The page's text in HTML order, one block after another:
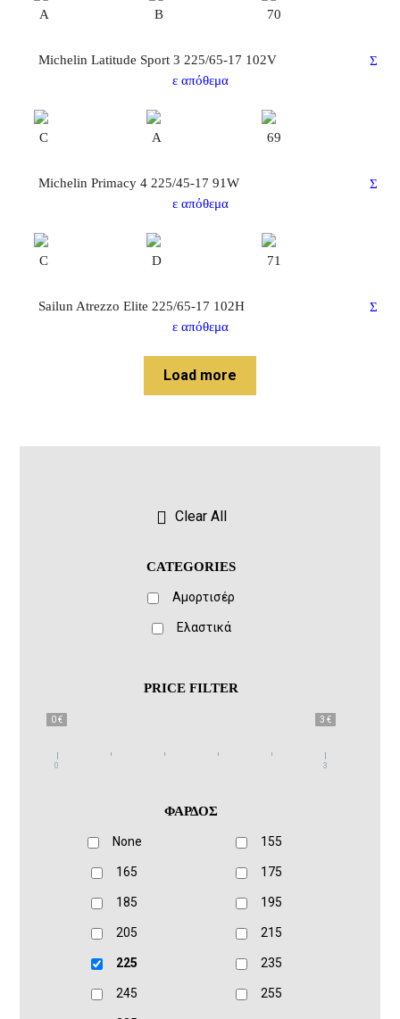
A B 70
Michelin Latitude Sport 3 225/65-17 102V
Σ
ε απόθεμα
C A 69
Michelin Primacy 4 225/45-17 91W
Σ
ε απόθεμα
C D 71
Sailun Atrezzo Elite 225/65-17 102H
Σ
ε απόθεμα
Load more
Clear All
CATEGORIES
Αμορτισέρ
Ελαστικά
PRICE FILTER
0 € 3 €
0 3
ΦΑΡΔΟΣ
None 155
165 175
185 195
205 215
225 235
245 255